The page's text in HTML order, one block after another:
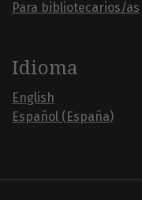
Para bibliotecarios/as
Idioma
English
Español (España)